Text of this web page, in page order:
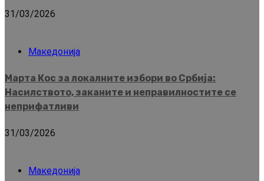
31/03/2026
Македонија
Марта Кос за локалните избори во Србија:
Насилството, заканите и неправилностите се
неприфатливи
31/03/2026
Македонија